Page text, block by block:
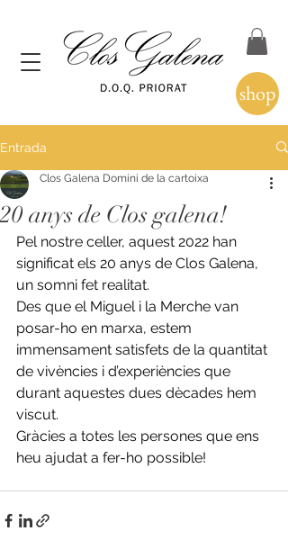
shop
Entrada
20 anys de Clos galena!
Clos Galena Domini de la cartoixa
Pel nostre celler, aquest 2022 han
significat els 20 anys de Clos Galena,
un somni fet realitat.
Des que el Miguel i la Merche van
posar-ho en marxa, estem
immensament satisfets de la quantitat
de vivències i d’experiències que
durant aquestes dues dècades hem
viscut.
Gràcies a totes les persones que ens
heu ajudat a fer-ho possible!